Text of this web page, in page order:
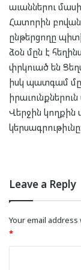
աւաններու
Հատորին
ընթերցողը
ձօն մըն է
փրկուած են
իսկ պատգամ մը
Վերջին կողքին
կերսագրութիւնը։
Leave a Reply
Your email
*